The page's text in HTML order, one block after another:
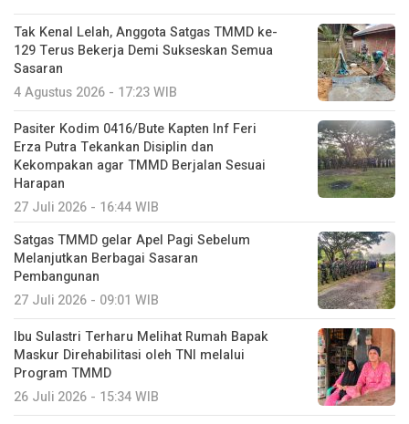
Tak Kenal Lelah, Anggota Satgas TMMD ke-
129 Terus Bekerja Demi Sukseskan Semua
Sasaran
4 Agustus 2026 - 17:23 WIB
Pasiter Kodim 0416/Bute Kapten Inf Feri
Erza Putra Tekankan Disiplin dan
Kekompakan agar TMMD Berjalan Sesuai
Harapan
27 Juli 2026 - 16:44 WIB
Satgas TMMD gelar Apel Pagi Sebelum
Melanjutkan Berbagai Sasaran
Pembangunan
27 Juli 2026 - 09:01 WIB
Ibu Sulastri Terharu Melihat Rumah Bapak
Maskur Direhabilitasi oleh TNI melalui
Program TMMD
26 Juli 2026 - 15:34 WIB